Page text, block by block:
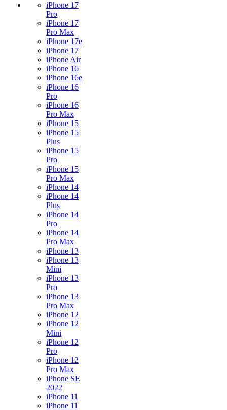
iPhone 17
Pro
iPhone 17
Pro Max
iPhone 17e
iPhone 17
iPhone Air
iPhone 16
iPhone 16e
iPhone 16
Pro
iPhone 16
Pro Max
iPhone 15
iPhone 15
Plus
iPhone 15
Pro
iPhone 15
Pro Max
iPhone 14
iPhone 14
Plus
iPhone 14
Pro
iPhone 14
Pro Max
iPhone 13
iPhone 13
Mini
iPhone 13
Pro
iPhone 13
Pro Max
iPhone 12
iPhone 12
Mini
iPhone 12
Pro
iPhone 12
Pro Max
iPhone SE
2022
iPhone 11
iPhone 11